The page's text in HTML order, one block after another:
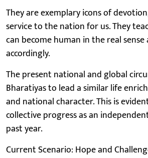
They are exemplary icons of
service to the nation for us. They
can become human in the real
accordingly.
The present national and global
Bharatiyas to lead a similar life
and national character. This is
collective progress as an
past year.
Current Scenario: Hope and